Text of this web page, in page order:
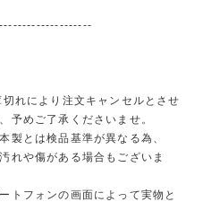
れにより注文キャンセルとさせ
予めご了承くださいませ。
製とは検品基準が異なる為、
れや傷がある場合もございま
トフォンの画面によって実物と